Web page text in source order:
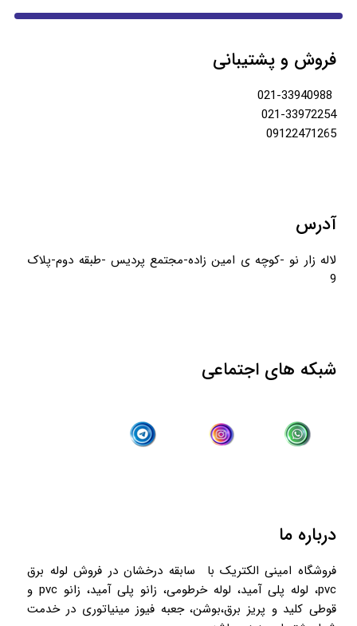
فروش و پشتیبانی
021-33940988
021-33972254
09122471265
آدرس
لاله زار نو -کوچه ی امین زاده-مجتمع پردیس -طبقه دوم-پلاک
9
شبکه های اجتماعی
درباره ما
فروشگاه امینی الکتریک با سابقه درخشان در فروش لوله برق
pvc، لوله پلی آمید، لوله خرطومی، زانو پلی آمید، زانو pvc و
قوطی کلید و پریز برق،بوشن، جعبه فیوز مینیاتوری در خدمت